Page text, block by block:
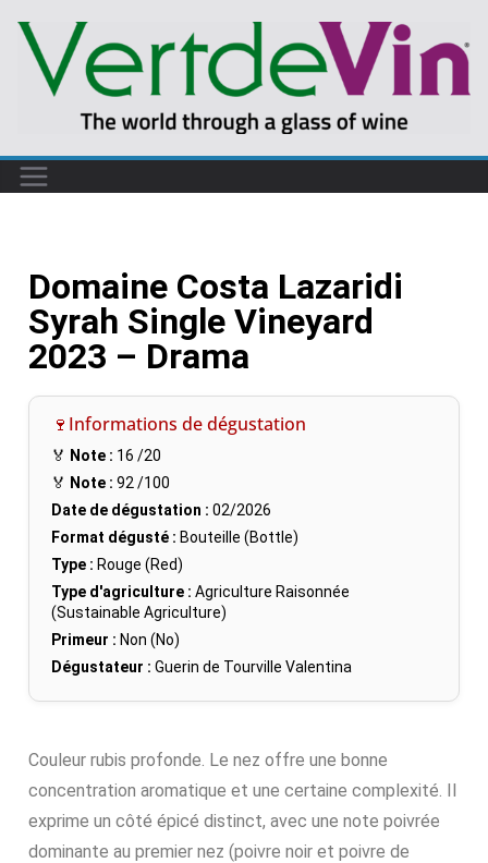
Domaine Costa Lazaridi
Syrah Single Vineyard
2023 – Drama
🍷Informations de dégustation
🏅 Note : 16 /20
🏅 Note : 92 /100
Date de dégustation : 02/2026
Format dégusté : Bouteille (Bottle)
Type : Rouge (Red)
Type d'agriculture : Agriculture Raisonnée
(Sustainable Agriculture)
Primeur : Non (No)
Dégustateur : Guerin de Tourville Valentina
Couleur rubis profonde. Le nez offre une bonne
concentration aromatique et une certaine complexité. Il
exprime un côté épicé distinct, avec une note poivrée
dominante au premier nez (poivre noir et poivre de